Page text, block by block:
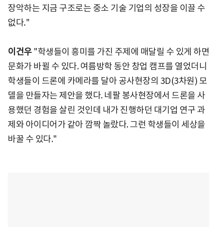
장악하는 지금 구조로는 중소 기술 기업의 성장을 이끌 수
없다."
이건우"학생들이 흥미를 가진 주제에 매달릴 수 있게 하면
문화가 바뀔 수 있다. 여름방학 동안 창업 캠프를 열었더니
학생들이 드론에 카메라를 달아 공사현장의 3D(3차원) 모
델을 만들자는 제안을 했다. 네팔 봉사현장에서 드론을 사
용했던 경험을 살린 것인데 내가 진행하던 대기업 연구 과
제와 아이디어가 같아 깜짝 놀랐다. 그런 학생들이 세상을
바꿀 수 있다."